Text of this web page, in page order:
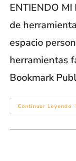
ENTIENDO
de
espacio
herramientas
Bookmark
Continuar Leyendo